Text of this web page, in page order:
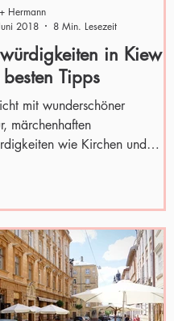
in Kiew:
Tipps
mit wunderschöner
märchenhaften
wie Kirchen und
Hermann
2018
8 Min. Lesezeit